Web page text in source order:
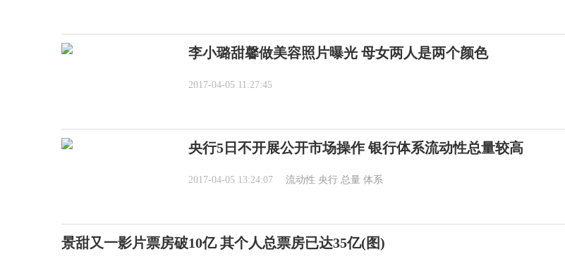
李小璐甜馨做美容照片曝光 母女两人是两个颜色
2017-04-05 11:27:45
央行5日不开展公开市场操作 银行体系流动性总量较高
2017-04-05 13:24:07 流动性 央行 总量 体系
景甜又一影片票房破10亿 其个人总票房已达35亿(图)